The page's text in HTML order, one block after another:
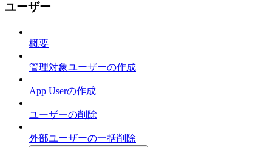
ユーザー
概要
管理対象ユーザーの作成
App Userの作成
ユーザーの削除
外部ユーザーの一括削除